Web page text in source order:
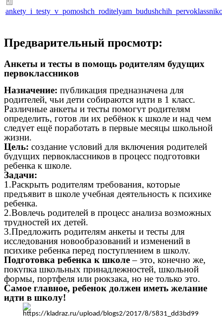
Предварительный просмотр:
Анкеты и тесты в помощь родителям будущих
первоклассников
Назначение: публикация предназначена для
родителей, чьи дети собираются идти в 1 класс.
Различные анкеты и тесты помогут родителям
определить, готов ли их ребёнок к школе и над чем
следует ещё поработать в первые месяцы школьной
жизни.
Цель: создание условий для включения родителей
будущих первоклассников в процесс подготовки
ребенка к школе.
Задачи:
1.Раскрыть родителям требования, которые
предъявит в школе учебная деятельность к психике
ребенка.
2.Вовлечь родителей в процесс анализа возможных
трудностей их детей.
3.Предложить родителям анкеты и тесты для
исследования новообразований и изменений в
психике ребенка перед поступлением в школу.
Подготовка ребенка к школе– это, конечно же,
покупка школьных принадлежностей, школьной
формы, портфеля или рюкзака, но не только это.
Самое главное, ребенок должен иметь желание
идти в школу!